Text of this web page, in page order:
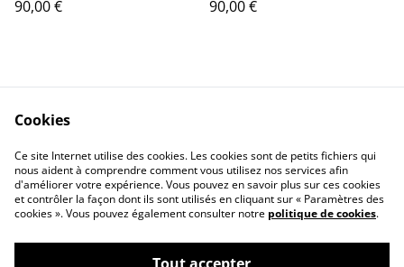
90,00 €
90,00 €
Contactez-nous
Conditions
Politique de
confidentialité
Politique de cookies
Cookies
Ce site Internet utilise des cookies. Les cookies sont de petits fichiers qui
nous aident à comprendre comment vous utilisez nos services afin
d'améliorer votre expérience. Vous pouvez en savoir plus sur ces cookies
et contrôler la façon dont ils sont utilisés en cliquant sur « Paramètres des
cookies ». Vous pouvez également consulter notre politique de cookies.